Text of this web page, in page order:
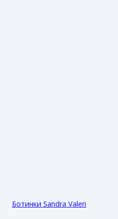
Ботинки Sandra Valeri